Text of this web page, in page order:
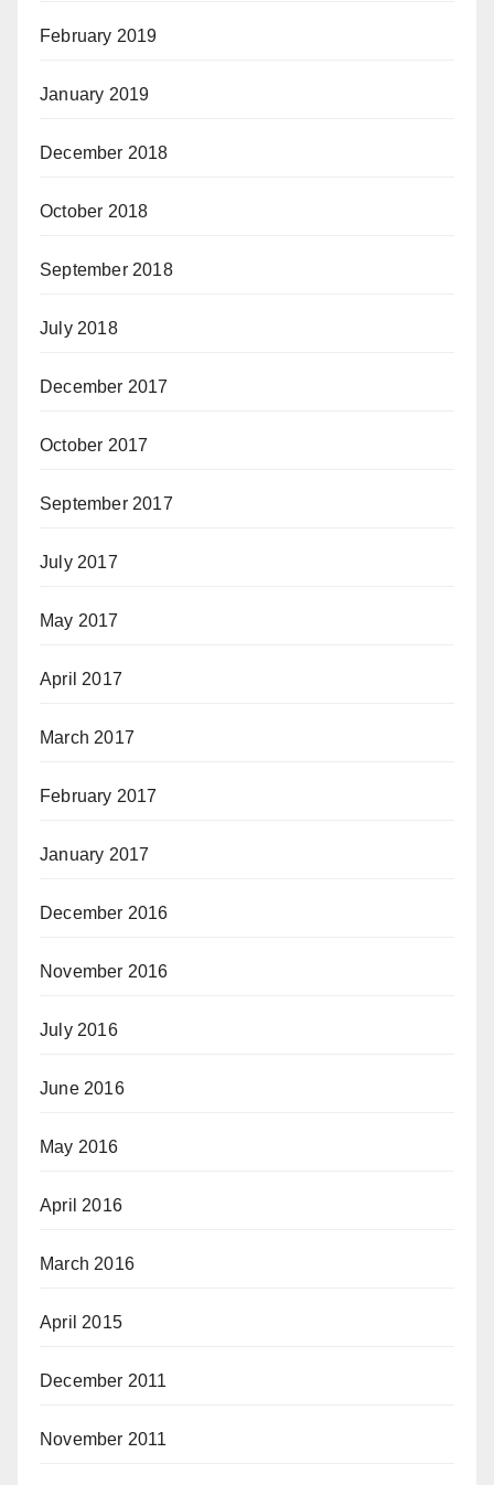
February 2019
January 2019
December 2018
October 2018
September 2018
July 2018
December 2017
October 2017
September 2017
July 2017
May 2017
April 2017
March 2017
February 2017
January 2017
December 2016
November 2016
July 2016
June 2016
May 2016
April 2016
March 2016
April 2015
December 2011
November 2011